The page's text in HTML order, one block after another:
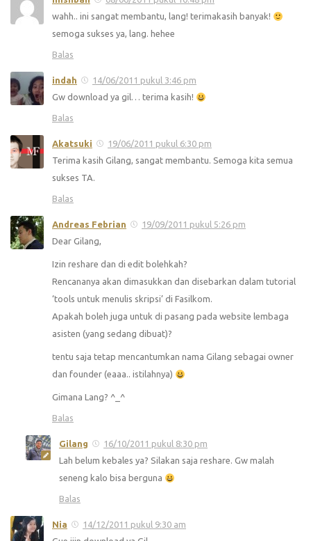
wahh.. ini sangat membantu, lang! terimakasih banyak!
semoga sukses ya, lang. hehee
Balas
indah
14/06/2011 pukul 3:46 pm
Gw download ya gil… terima kasih!
Balas
Akatsuki
19/06/2011 pukul 6:30 pm
Terima kasih Gilang, sangat membantu. Semoga kita semua
sukses TA.
Balas
Andreas Febrian
19/09/2011 pukul 5:26 pm
Dear Gilang,
Izin reshare dan di edit bolehkah?
Rencananya akan dimasukkan dan disebarkan dalam tutorial
‘tools untuk menulis skripsi’ di Fasilkom.
Apakah boleh juga untuk di pasang pada website lembaga
asisten (yang sedang dibuat)?
tentu saja tetap mencantumkan nama Gilang sebagai owner
dan founder (eaaa.. istilahnya)
Gimana Lang? ^_^
Balas
Gilang
16/10/2011 pukul 8:30 pm
Lah belum kebales ya? Silakan saja reshare. Gw malah
seneng kalo bisa berguna
Balas
Nia
14/12/2011 pukul 9:30 am